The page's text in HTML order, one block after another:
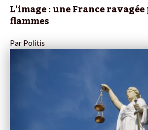
L’image : une France
flammes
Par Politis